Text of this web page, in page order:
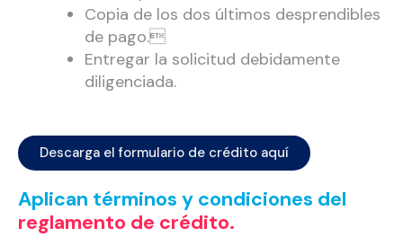
Copia de los dos últimos desprendibles
de pago.
Entregar la solicitud debidamente
diligenciada.
Descarga el formulario de crédito aquí
Aplican términos y condiciones del
reglamento de crédito.